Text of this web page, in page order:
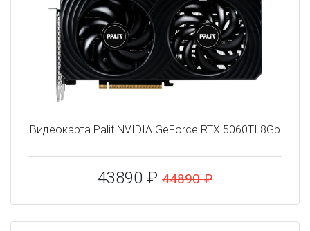
Видеокарта Palit NVIDIA GeForce RTX 5060TI 8Gb
43890 ₽ 44890 ₽